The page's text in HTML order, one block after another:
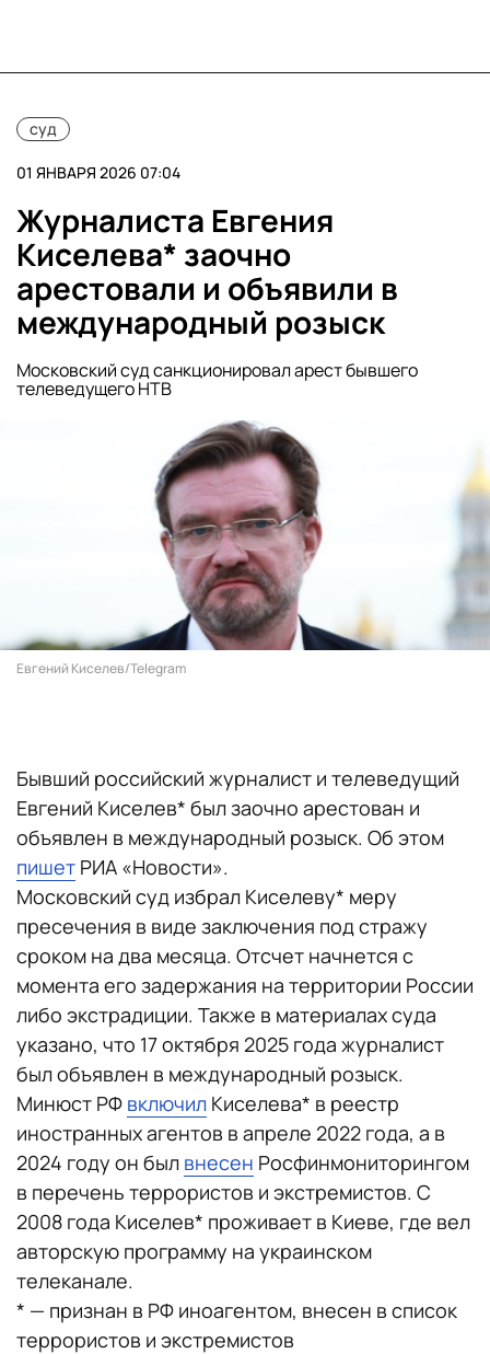
суд
01 ЯНВАРЯ 2026 07:04
Журналиста Евгения
Киселева* заочно
арестовали и объявили в
международный розыск
Московский суд санкционировал арест бывшего
телеведущего НТВ
Евгений Киселев/Telegram
Бывший российский журналист и телеведущий
Евгений Киселев* был заочно арестован и
объявлен в международный розыск. Об этом
пишет РИА «Новости».
Московский суд избрал Киселеву* меру
пресечения в виде заключения под стражу
сроком на два месяца. Отсчет начнется с
момента его задержания на территории России
либо экстрадиции. Также в материалах суда
указано, что 17 октября 2025 года журналист
был объявлен в международный розыск.
Минюст РФ включил Киселева* в реестр
иностранных агентов в апреле 2022 года, а в
2024 году он был внесен Росфинмониторингом
в перечень террористов и экстремистов. С
2008 года Киселев* проживает в Киеве, где вел
авторскую программу на украинском
телеканале.
* — признан в РФ иноагентом, внесен в список
террористов и экстремистов